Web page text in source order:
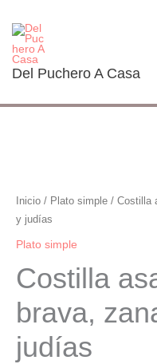
contenido
Del Puchero A Casa
Inicio / Plato simple / Costilla
y judías
Plato simple
Costilla
brava,
judías
con
patata
brava,
baby
y
judías
cantidad